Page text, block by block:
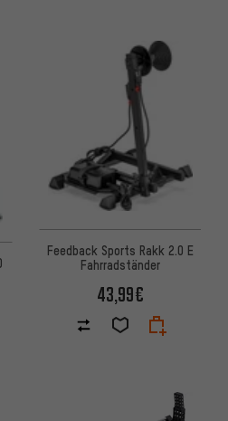
basierend auf 2 Bewertungen
Feedback Sports Rakk 2.0 E
Fahrradständer
43,99€